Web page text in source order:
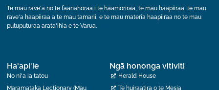
Te mau rave'a no te faanahoraa i te haamoriraa, te mau haapiiraa, te mau
rave'a haapiiraa a te mau tamarii, e te mau materia haapiiraa no te mau
putuputuraa arata'ihia e te Varua.
Ha'api'ie
No ni'a ia tatou
Maramataka Lectionary (Mau
Ngā hononga vitiviti
Herald House
Te huiraatira o te Mesia